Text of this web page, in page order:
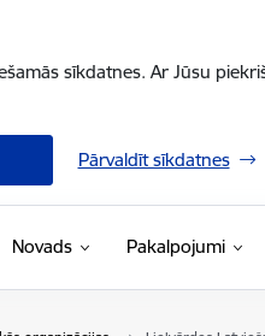
sīkdatnes. Ar Jūsu
Pārvaldīt sīkdatnes
Novads Pakalpojumi